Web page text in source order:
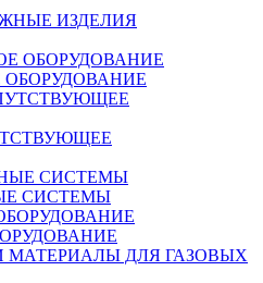
ИЗДЕЛИЯ
СИСТЕМЫ